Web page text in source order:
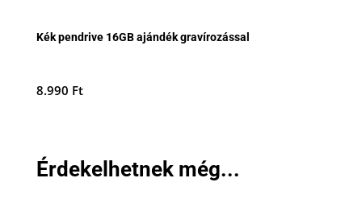
Kék pendrive 16GB ajándék gravírozással
8.990 Ft
Érdekelhetnek még...